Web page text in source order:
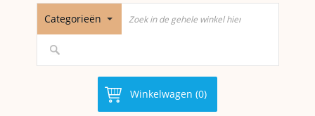
Categorieën
Winkelwagen (0)